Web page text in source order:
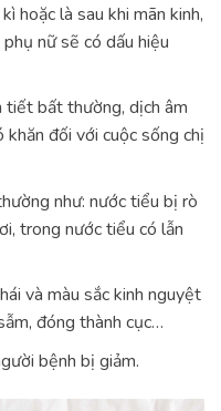
hoặc là sau khi mãn kinh,
nữ sẽ có dấu hiệu
tiết bất thường, dịch âm
đối với cuộc sống chị
như: nước tiểu bị rò
trong nước tiểu có lẫn
và màu sắc kinh nguyệt
đóng thành cục…
bệnh bị giảm.